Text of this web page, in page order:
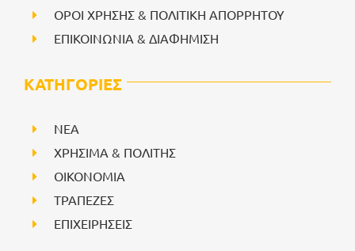
ΟΡΟΙ ΧΡΗΣΗΣ & ΠΟΛΙΤΙΚΗ ΑΠΟΡΡΗΤΟΥ
ΕΠΙΚΟΙΝΩΝΙΑ & ΔΙΑΦΗΜΙΣΗ
ΚΑΤΗΓΟΡΙΕΣ
NEA
ΧΡΗΣΙΜΑ & ΠΟΛΙΤΗΣ
ΟΙΚΟΝΟΜΙΑ
ΤΡΑΠΕΖΕΣ
ΕΠΙΧΕΙΡΗΣΕΙΣ